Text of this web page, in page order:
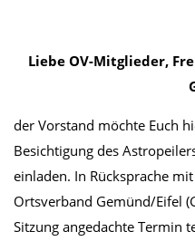
Liebe OV-Mitglieder,
der Vorstand möchte Euch
Besichtigung des
einladen. In Rücksprache
Ortsverband Gemünd/Eifel
Sitzung angedachte Termin